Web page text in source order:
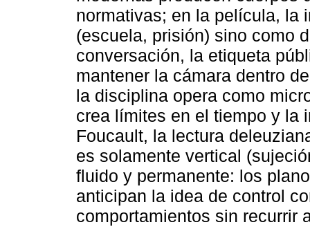
normativas; en la película, la
(escuela, prisión) sino como
conversación, la etiqueta
mantener la cámara dentro
la disciplina opera como
crea límites en el tiempo y
Foucault, la lectura
es solamente vertical
fluido y permanente: los
anticipan la idea de control
comportamientos sin recurrir